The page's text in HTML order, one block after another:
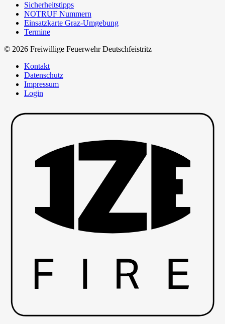
Sicherheitstipps
NOTRUF Nummern
Einsatzkarte Graz-Umgebung
Termine
© 2026 Freiwillige Feuerwehr Deutschfeistritz
Kontakt
Datenschutz
Impressum
Login